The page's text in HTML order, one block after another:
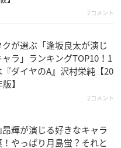
2コメント
クが選ぶ「逢坂良太が演じ
ャラ」ランキングTOP10！1
ダイヤのA』沢村栄純【20
】
2コメント
昂輝が演じる好きなキャラ
やっぱり月島蛍？それと